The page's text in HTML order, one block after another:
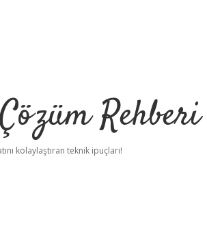
Rehberi
kolaylaştıran teknik ipuçları!